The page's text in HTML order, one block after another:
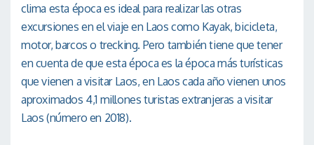
clima esta época es ideal para realizar las otras
excursiones en el viaje en Laos como Kayak, bicicleta,
motor, barcos o trecking. Pero también tiene que tener
en cuenta de que esta época es la época más turísticas
que vienen a visitar Laos, en Laos cada año vienen unos
aproximados 4,1 millones turistas extranjeras a visitar
Laos (número en 2018).